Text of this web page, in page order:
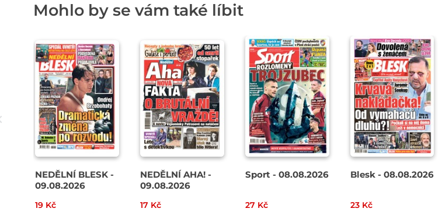
Mohlo by se vám také líbit
NEDĚLNÍ BLESK -
09.08.2026
19 Kč
NEDĚLNÍ AHA! -
09.08.2026
17 Kč
Sport - 08.08.2026
27 Kč
Blesk - 08.08.2026
23 Kč